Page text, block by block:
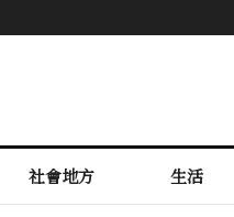
社會地方 生活